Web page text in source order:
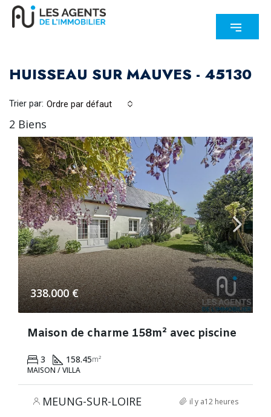
HUISSEAU SUR MAUVES - 45130
2 Biens
Trier par: Ordre par défaut
338.000 €
Maison de charme 158m² avec piscine
3 158.45m²
MAISON / VILLA
MEUNG-SUR-LOIRE il y a12 heures